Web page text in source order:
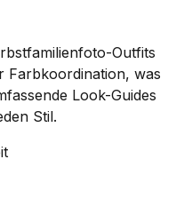
Outfits
Farbkoordination, was
Look-Guides
Stil.